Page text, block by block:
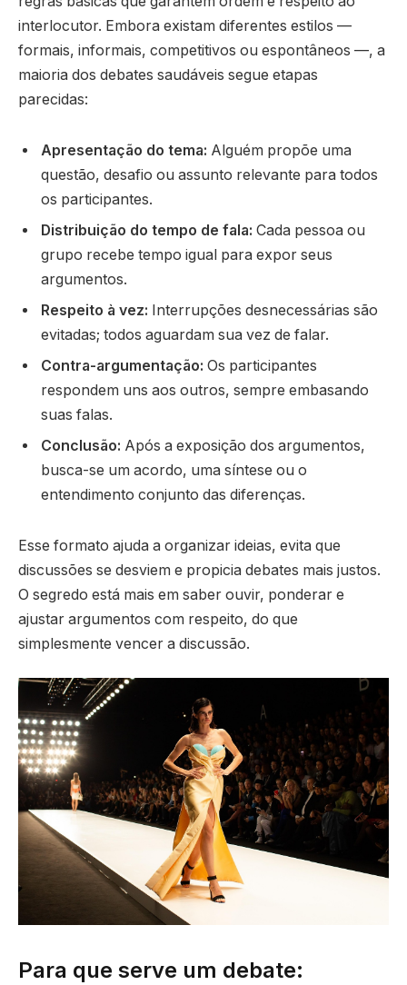
interlocutor. Embora existam diferentes estilos —
formais, informais, competitivos ou espontâneos —, a
maioria dos debates saudáveis segue etapas
parecidas:
Apresentação do tema: Alguém propõe uma
questão, desafio ou assunto relevante para todos
os participantes.
Distribuição do tempo de fala: Cada pessoa ou
grupo recebe tempo igual para expor seus
argumentos.
Respeito à vez: Interrupções desnecessárias são
evitadas; todos aguardam sua vez de falar.
Contra-argumentação: Os participantes
respondem uns aos outros, sempre embasando
suas falas.
Conclusão: Após a exposição dos argumentos,
busca-se um acordo, uma síntese ou o
entendimento conjunto das diferenças.
Esse formato ajuda a organizar ideias, evita que
discussões se desviem e propicia debates mais justos.
O segredo está mais em saber ouvir, ponderar e
ajustar argumentos com respeito, do que
simplesmente vencer a discussão.
Para que serve um debate: